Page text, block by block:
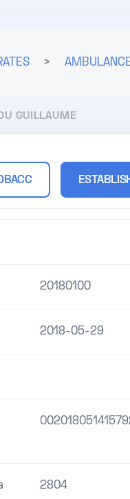
>
GUILLAUME
20180100
2018-05-29
2804